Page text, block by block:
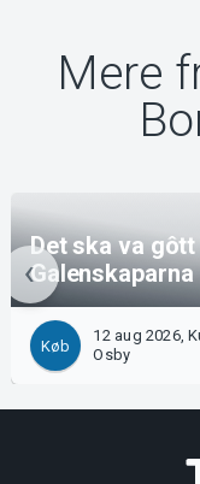
Mere
Det ska va
Galenskaparna
Køb
12 aug 2026,
Osby